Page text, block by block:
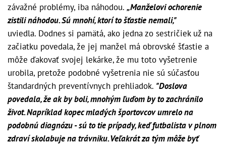
závažné problémy, iba náhodou. „Manželovi ochorenie
zistili náhodou. Sú mnohí, ktorí to šťastie nemali,"
uviedla. Dodnes si pamätá, ako jedna zo sestričiek už na
začiatku povedala, že jej manžel má obrovské šťastie a
môže ďakovať svojej lekárke, že mu toto vyšetrenie
urobila, pretože podobné vyšetrenia nie sú súčasťou
štandardných preventívnych prehliadok. "Doslova
povedala, že ak by boli, mnohým ľuďom by to zachránilo
život. Napríklad kopec mladých športovcov umrelo na
podobnú diagnózu - sú to tie prípady, keď futbalista v plnom
zdraví skolabuje na trávniku. Veľakrát za tým môže byť